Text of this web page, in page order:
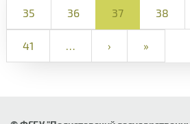
35 36 37 38
41 … › »